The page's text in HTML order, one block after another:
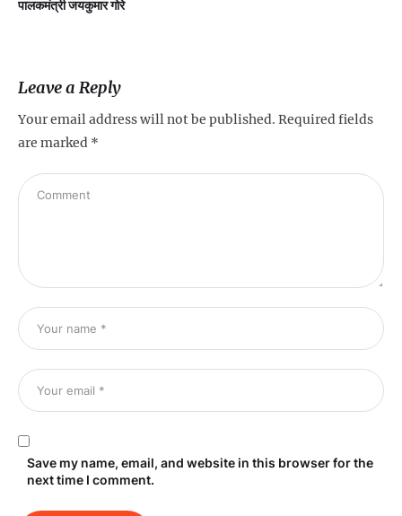
पालकमंत्री जयकुमार गोरे
Leave a Reply
Your email address will not be published. Required fields
are marked *
Save my name, email, and website in this browser for the
next time I comment.